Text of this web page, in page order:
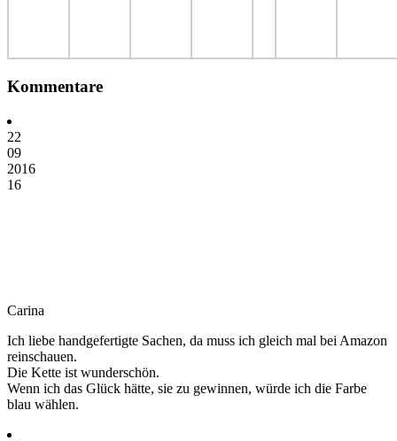
Kommentare
22
09
2016
16
Carina
Ich liebe handgefertigte Sachen, da muss ich gleich mal bei Amazon
reinschauen.
Die Kette ist wunderschön.
Wenn ich das Glück hätte, sie zu gewinnen, würde ich die Farbe
blau wählen.